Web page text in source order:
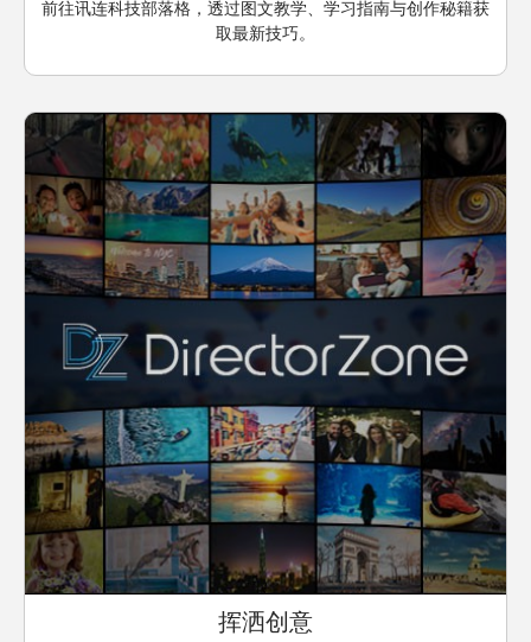
前往讯连科技部落格，透过图文教学、学习指南与创作秘籍获
取最新技巧。
挥洒创意